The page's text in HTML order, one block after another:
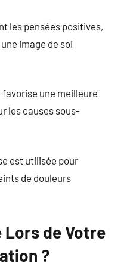
les pensées positives,
image de soi
une meilleure
les causes sous-
est utilisée pour
de douleurs
Lors de Votre
?